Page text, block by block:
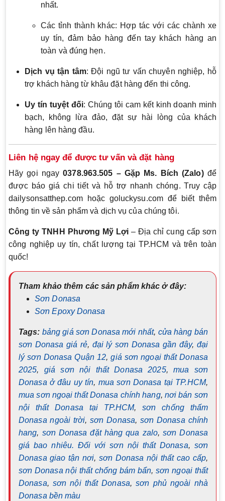
nhất.
Các tỉnh thành khác: Hợp tác với các chành xe
uy tín, đảm bảo hàng đến tay khách hàng an
toàn và đúng hẹn.
Dịch vụ tận tâm: Đội ngũ tư vấn chuyên nghiệp, hỗ
trợ khách hàng từ khâu đặt hàng đến thi công.
Uy tín tuyệt đối: Chúng tôi cam kết kinh doanh minh
bạch, không lừa đảo, đặt sự hài lòng của khách
hàng lên hàng đầu.
Liên hệ ngay để được tư vấn và đặt hàng
Hãy gọi ngay0378.963.505 – Gặp Ms. Bích (Zalo)để
được báo giá chi tiết và hỗ trợ nhanh chóng. Truy cập
dailysonsatthep.com hoặc goluckysu.com để biết thêm
thông tin về sản phẩm và dịch vụ của chúng tôi.
Công ty TNHH Phương Mỹ Lợi – Địa chỉ cung cấp sơn
công nghiệp uy tín, chất lượng tại TP.HCM và trên toàn
quốc!
Tham khảo thêm các sản phẩm khác ở đây:
Sơn Donasa
Sơn Epoxy Donasa
Tags: bảng giá sơn Donasa mới nhất, cửa hàng bán
sơn Donasa giá rẻ, đại lý sơn Donasa gần đây, đại
lý sơn Donasa Quận 12,giá sơn ngoại thất Donasa
2025, giá sơn nội thất Donasa 2025,mua sơn
Donasa ở đâu uy tín, mua sơn Donasa tại TP.HCM,
mua sơn ngoại thất Donasa chính hang, nơi bán sơn
nội thất Donasa tại TP.HCM,sơn chống thấm
Donasa ngoài trời,sơn Donasa, sơn Donasa chính
hang, sơn Donasa đặt hàng qua zalo,sơn Donasa
giá bao nhiêu. Đối với sơn nội thất Donasa, sơn
Donasa giao tận nơi, sơn Donasa nội thất cao cấp,
sơn Donasa nội thất chống bám bẩn,sơn ngoại thất
Donasa, sơn nội thất Donasa,sơn phủ ngoài nhà
Donasa bền màu